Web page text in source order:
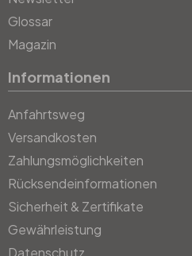
Glossar
Magazin
Informationen
Anfahrtsweg
Versandkosten
Zahlungsmöglichkeiten
Rücksendeinformationen
Sicherheit & Zertifikate
Gewährleistung
Datenschutz